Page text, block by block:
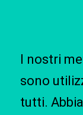
I nostri
sono
tutti.